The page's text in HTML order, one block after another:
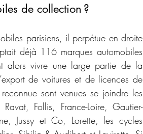
de collection ?
parisiens, il perpétue en droite
déjà 116 marques automobiles
alors vivre une large partie de la
de voitures et de licences de
sont venues se joindre les
Follis, France-Loire, Gautier-
Jussy et Co, Lorette, les cycles